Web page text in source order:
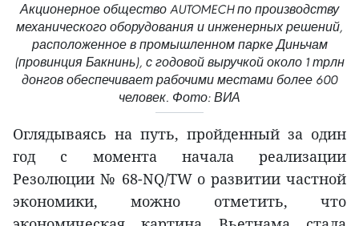
Акционерное общество AUTOMECH по производству
механического оборудования и инженерных решений,
расположенное в промышленном парке Диньчам
(провинция Бакнинь), с годовой выручкой около 1 трлн
донгов обеспечивает рабочими местами более 600
человек. Фото: ВИА
Оглядываясь на путь, пройденный за один
год с момента начала реализации
Резолюции № 68-NQ/TW о развитии частной
экономики, можно отметить, что